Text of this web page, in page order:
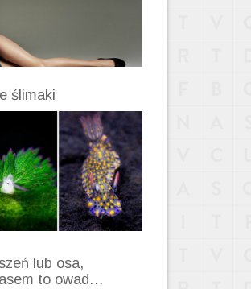
ślimaki
lub osa,
to owad…